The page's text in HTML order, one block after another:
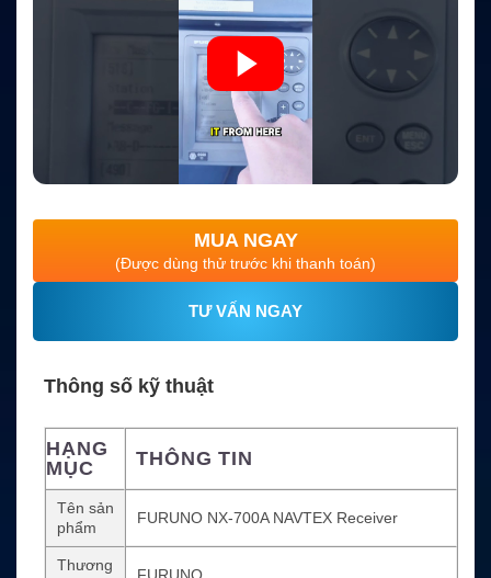
MUA NGAY
(Được dùng thử trước khi thanh toán)
TƯ VẤN NGAY
Thông số kỹ thuật
HẠNG
MỤC
THÔNG TIN
Tên sản
phẩm
FURUNO NX-700A NAVTEX Receiver
Thương
FURUNO